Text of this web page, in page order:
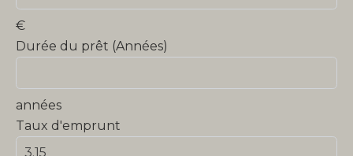
€
Durée du prêt (Années)
années
Taux d'emprunt